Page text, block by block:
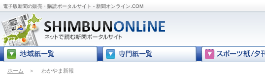
電子版新聞の販売・購読ポータルサイト - 新聞オンライン.COM
ホーム ＞ わかやま新報